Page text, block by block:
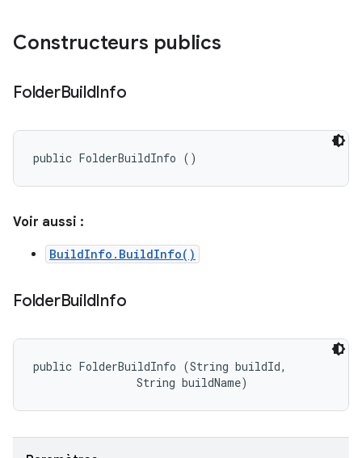
Constructeurs publics
FolderBuildInfo
public FolderBuildInfo ()
Voir aussi :
BuildInfo.BuildInfo()
FolderBuildInfo
public FolderBuildInfo (String buildId,
                String buildName)